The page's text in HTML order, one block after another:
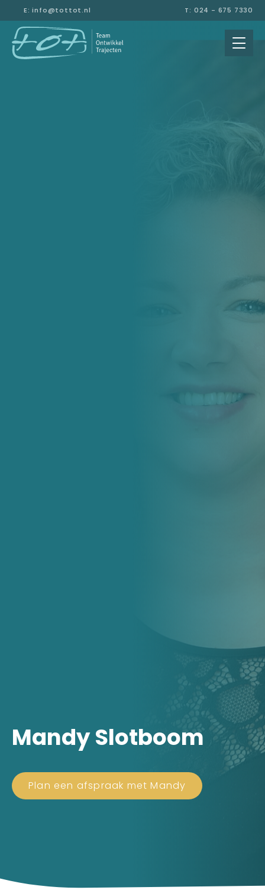
E: info@tottot.nl T: 024 - 675 7330
Mandy Slotboom
Plan een afspraak met Mandy